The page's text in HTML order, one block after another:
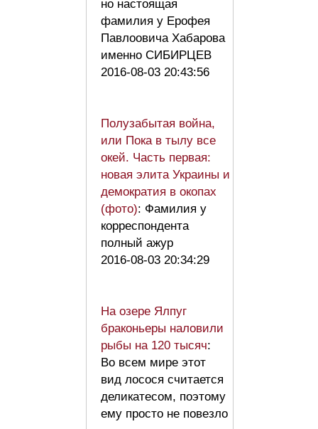
но настоящая
фамилия у Ерофея
Павлоовича Хабарова
именно СИБИРЦЕВ
2016-08-03 20:43:56
Полузабытая война,
или Пока в тылу все
окей. Часть первая:
новая элита Украины и
демократия в окопах
(фото): Фамилия у
корреспондента
полный ажур
2016-08-03 20:34:29
На озере Ялпуг
браконьеры наловили
рыбы на 120 тысяч:
Во всем мире этот
вид лосося считается
деликатесом, поэтому
ему просто не повезло